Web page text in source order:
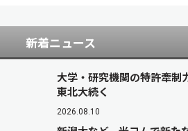
新着ニュース
大学・研究機関の特許牽制
東北大続く
2026.08.10